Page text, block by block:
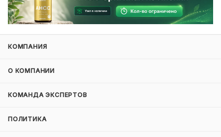
КОМПАНИЯ
О КОМПАНИИ
КОМАНДА ЭКСПЕРТОВ
ПОЛИТИКА